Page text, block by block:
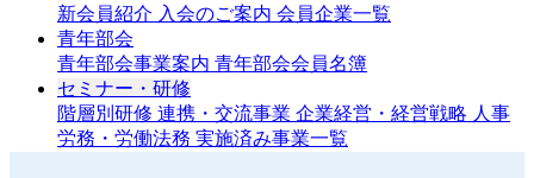
新会員紹介 入会のご案内 会員企業一覧
青年部会
青年部会事業案内 青年部会会員名簿
セミナー・研修
階層別研修 連携・交流事業 企業経営・経営戦略 人事
労務・労働法務 実施済み事業一覧